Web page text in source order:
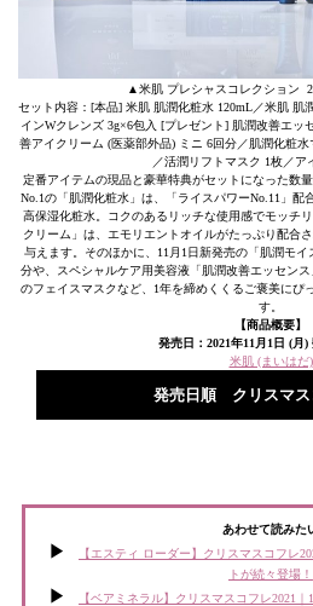
▲米肌 プレシャスコレクション
セット内容：[本品] 米肌 肌潤化粧水 120mL／米肌 肌
インWクレンズ 3g×6包入 [プレゼント] 肌潤改善エッ
善アイクリーム (医薬部外品) ミニ 6回分／肌潤化粧
／活潤リフトマスク 1枚／ア
定番アイテムの現品と豪華特典がセットになった数
No.1の「肌潤化粧水」は、「ライスパワーNo.11」配
高保湿化粧水。コクのあるリッチな使用感でモッチ
クリーム」は、エモリエントオイルがたっぷり配合
与えます。そのほかに、11月1日新発売の「肌潤モ
分や、スペシャルケア用美容液「肌潤改善エッセン
のフェイスマスクなど、1年を締めくくるご褒美にぴ
す。
【商品概要】
発売日：2021年11月1日 (月)
米肌 (まいはだ)
発売日順 クリスマス
あわせて読みた
【エスティ ローダー】クリスマスコフレ
トが続々登場！
【ベアミネラル】クリスマスコフレ2021